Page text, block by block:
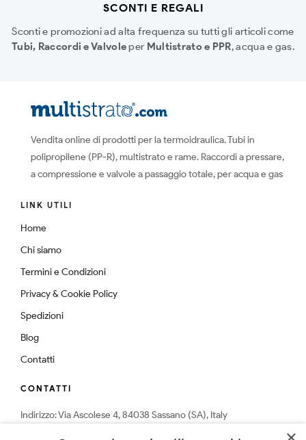
SCONTI E REGALI
Sconti e promozioni ad alta frequenza su tutti gli articoli come
Tubi, Raccordi e Valvoleper Multistrato e PPR, acqua e gas.
Vendita online di prodotti per la termoidraulica. Tubi in
polipropilene (PP-R), multistrato e rame. Raccordi a pressare,
a compressione e valvole a passaggio totale, per acqua e gas
LINK UTILI
Home
Chi siamo
Termini e Condizioni
Privacy & Cookie Policy
Spedizioni
Blog
Contatti
CONTATTI
Indirizzo: Via Ascolese 4, 84038 Sassano (SA), Italy